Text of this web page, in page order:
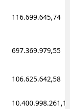
116.699.645,74
697.369.979,55
106.625.642,58
10.400.998.261,10